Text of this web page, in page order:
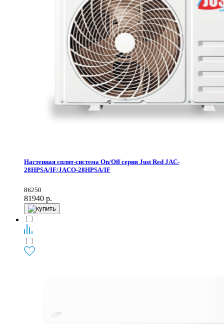
Настенная сплит-система On/Off серия Just Red JAC-
28HPSA/IF/JACO-28HPSA/IF
86250
81940 р.